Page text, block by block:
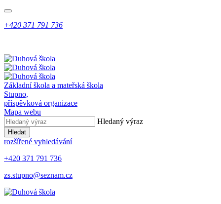
+420 371 791 736
Základní škola a mateřská škola
Stupno,
příspěvková organizace
Mapa webu
Hledaný výraz
Hledat
rozšířené vyhledávání
+420 371 791 736
zs.stupno@seznam.cz